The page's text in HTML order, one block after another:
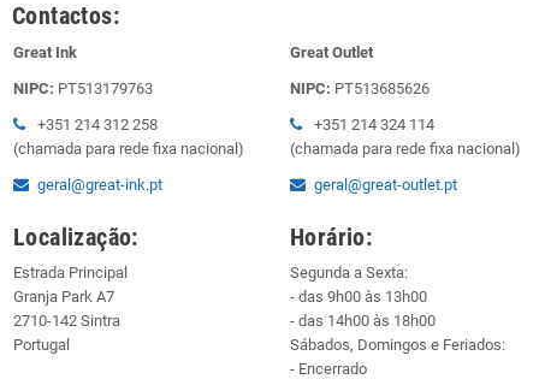
Contactos:
Great Ink
NIPC: PT513179763
+351 214 312 258
(chamada para rede fixa nacional)
geral@great-ink.pt
Great Outlet
NIPC: PT513685626
+351 214 324 114
(chamada para rede fixa nacional)
geral@great-outlet.pt
Localização:
Estrada Principal
Granja Park A7
2710-142 Sintra
Portugal
Horário:
Segunda a Sexta:
- das 9h00 às 13h00
- das 14h00 às 18h00
Sábados, Domingos e Feriados:
- Encerrado